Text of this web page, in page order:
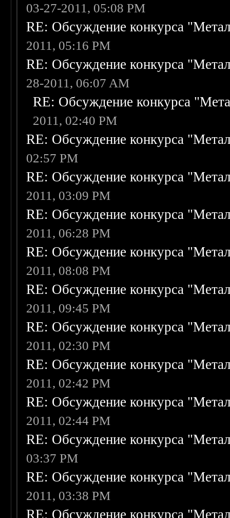
03-27-2011, 05:08 PM
RE: Обсуждение конкурса
2011, 05:16 PM
RE: Обсуждение конкурса
28-2011, 06:07 AM
RE: Обсуждение конкурса
2011, 02:40 PM
RE: Обсуждение конкурса
02:57 PM
RE: Обсуждение конкурса
2011, 03:09 PM
RE: Обсуждение конкурса
2011, 06:28 PM
RE: Обсуждение конкурса
2011, 08:08 PM
RE: Обсуждение конкурса
2011, 09:45 PM
RE: Обсуждение конкурса
2011, 02:30 PM
RE: Обсуждение конкурса
2011, 02:42 PM
RE: Обсуждение конкурса
2011, 02:44 PM
RE: Обсуждение конкурса
03:37 PM
RE: Обсуждение конкурса
2011, 03:38 PM
RE: Обсуждение конкурса